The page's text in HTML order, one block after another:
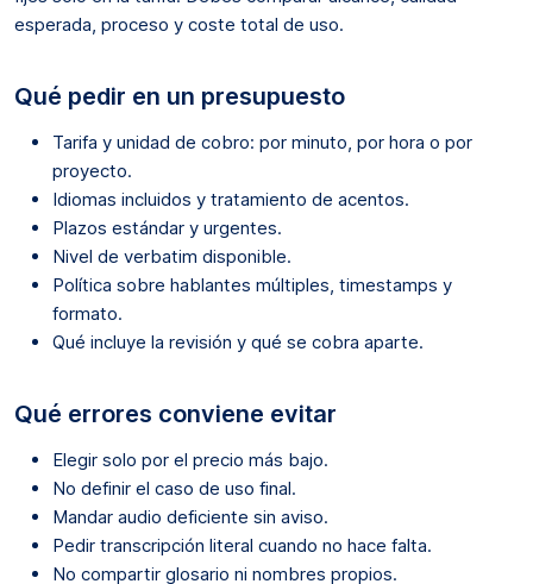
esperada, proceso y coste total de uso.
Qué pedir en un presupuesto
Tarifa y unidad de cobro: por minuto, por hora o por
proyecto.
Idiomas incluidos y tratamiento de acentos.
Plazos estándar y urgentes.
Nivel de verbatim disponible.
Política sobre hablantes múltiples, timestamps y
formato.
Qué incluye la revisión y qué se cobra aparte.
Qué errores conviene evitar
Elegir solo por el precio más bajo.
No definir el caso de uso final.
Mandar audio deficiente sin aviso.
Pedir transcripción literal cuando no hace falta.
No compartir glosario ni nombres propios.